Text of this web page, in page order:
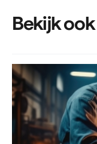
Bekijk ook